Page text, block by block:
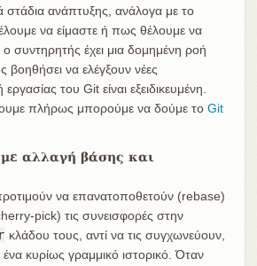
στάδια ανάπτυξης, ανάλογα με το
να είμαστε ή πως θέλουμε να
ο συντηρητής έχει μια δομημένη ροή
βοηθήσει να ελέγξουν νέες
του Git είναι εξειδικευμένη.
πλήρως μπορούμε να δούμε το Git
αλλαγή βάσης και
να επανατοποθετούν (rebase)
pick) τις συνεισφορές στην
κλάδου τους, αντί να τις συγχωνεύουν,
κυρίως γραμμικό ιστορικό. Όταν